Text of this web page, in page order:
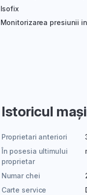
Isofix
Monitorizarea presiunii
Istoricul
Proprietari anteriori
În posesia ultimului
proprietar
Numar chei
Carte service